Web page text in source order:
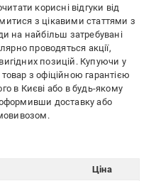
корисні відгуки від
з цікавими статтями з
на найбільш затребувані
проводяться акції,
позицій. Купуючи у
з офіційною гарантією
в Києві або в будь-якому
доставку або
Ціна